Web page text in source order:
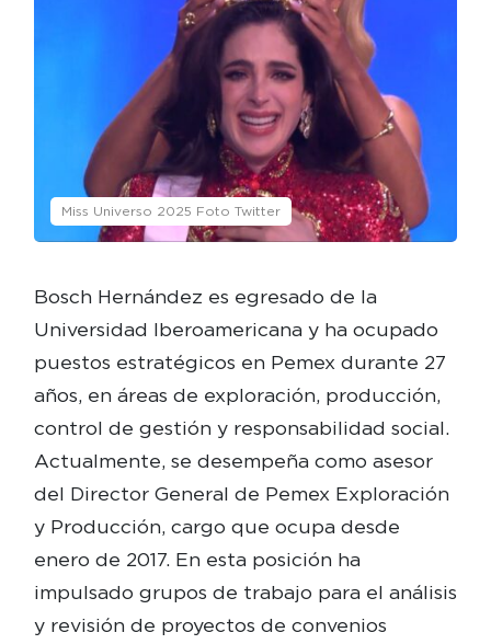
Miss Universo 2025 Foto Twitter
Bosch Hernández es egresado de la
Universidad Iberoamericana y ha ocupado
puestos estratégicos en Pemex durante 27
años, en áreas de exploración, producción,
control de gestión y responsabilidad social.
Actualmente, se desempeña como asesor
del Director General de Pemex Exploración
y Producción, cargo que ocupa desde
enero de 2017. En esta posición ha
impulsado grupos de trabajo para el análisis
y revisión de proyectos de convenios